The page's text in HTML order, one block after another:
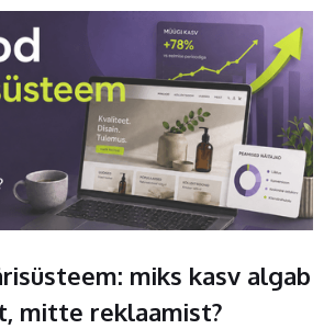
miks kasv algab
mitte reklaamist?